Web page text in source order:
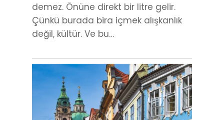
demez. Önüne direkt bir litre gelir.
Çünkü burada bira içmek alışkanlık
değil, kültür. Ve bu…